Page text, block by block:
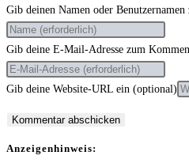
Gib deinen Namen oder
Gib deine E-Mail-Adresse zum
Gib deine Website-URL ein (optional)
Anzei­gen­hin­weis: